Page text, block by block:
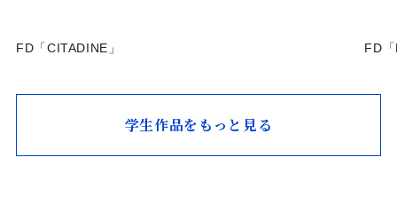
FD「CITADINE」 FD
学生作品をもっと見る